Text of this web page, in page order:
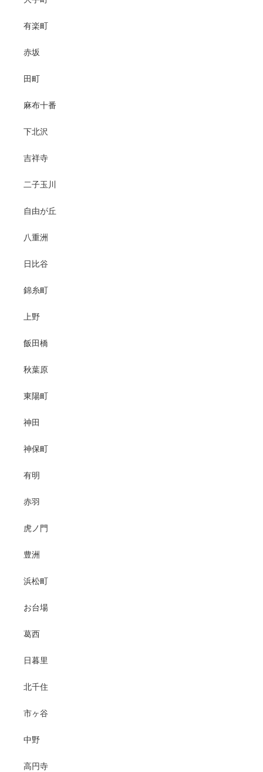
有楽町
赤坂
田町
麻布十番
下北沢
吉祥寺
二子玉川
自由が丘
八重洲
日比谷
錦糸町
上野
飯田橋
秋葉原
東陽町
神田
神保町
有明
赤羽
虎ノ門
豊洲
浜松町
お台場
葛西
日暮里
北千住
市ヶ谷
中野
高円寺